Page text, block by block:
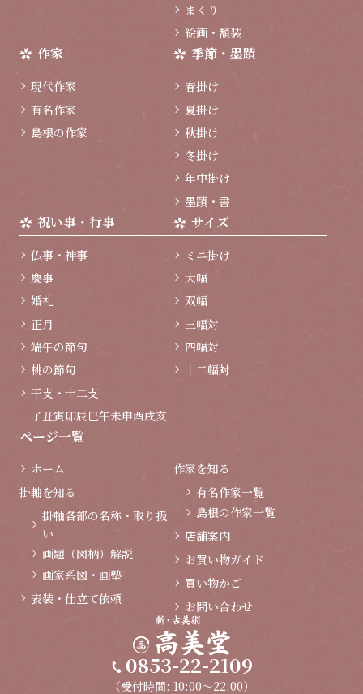
まくり
絵画・額装
作家
現代作家
有名作家
島根の作家
季節・墨蹟
春掛け
夏掛け
秋掛け
冬掛け
年中掛け
墨蹟・書
祝い事・行事
仏事・神事
慶事
婚礼
正月
端午の節句
桃の節句
干支・十二支
子丑寅卯辰巳午未申酉戌亥
サイズ
ミニ掛け
大幅
双幅
三幅対
四幅対
十二幅対
ページ一覧
ホーム
掛軸を知る
掛軸各部の名称・取り扱
い
画題（図柄）解説
画家系図・画塾
表装・仕立て依頼
作家を知る
有名作家一覧
島根の作家一覧
店舗案内
お買い物ガイド
買い物かご
お問い合わせ
0853-22-2109
（受付時間: 10:00～22:00）